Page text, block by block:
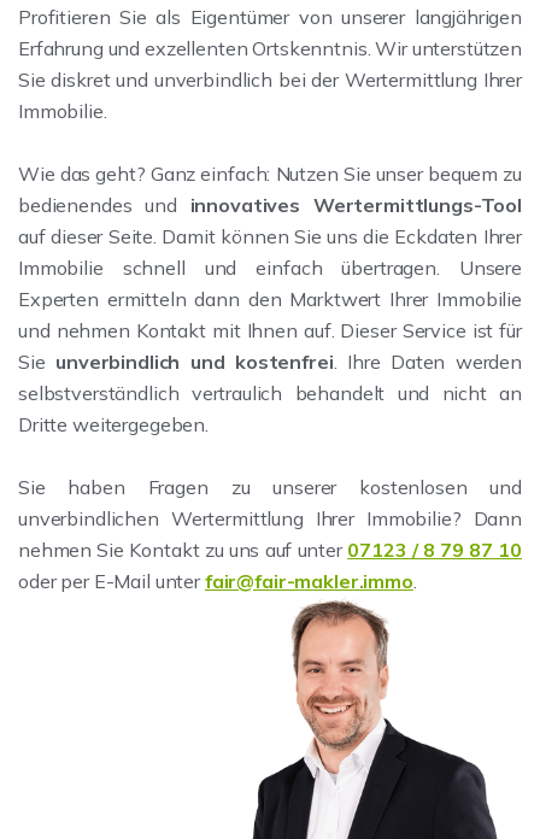
Profitieren Sie als Eigentümer von unserer langjährigen
Erfahrung und exzellenten Ortskenntnis. Wir unterstützen
Sie diskret und unverbindlich bei der Wertermittlung Ihrer
Immobilie.
Wie das geht? Ganz einfach: Nutzen Sie unser bequem zu
bedienendes und innovatives Wertermittlungs-Tool
auf dieser Seite. Damit können Sie uns die Eckdaten Ihrer
Immobilie schnell und einfach übertragen. Unsere
Experten ermitteln dann den Marktwert Ihrer Immobilie
und nehmen Kontakt mit Ihnen auf. Dieser Service ist für
Sie unverbindlich und kostenfrei. Ihre Daten werden
selbstverständlich vertraulich behandelt und nicht an
Dritte weitergegeben.
Sie haben Fragen zu unserer kostenlosen und
unverbindlichen Wertermittlung Ihrer Immobilie? Dann
nehmen Sie Kontakt zu uns auf unter 07123 / 8 79 87 10
oder per E-Mail unterfair@fair-makler.immo.